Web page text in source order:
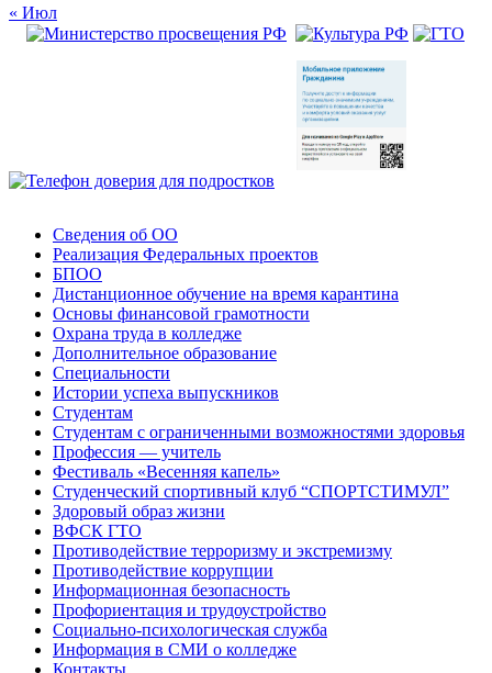
« Июл
Сведения об ОО
Реализация Федеральных проектов
БПОО
Дистанционное обучение на время карантина
Основы финансовой грамотности
Охрана труда в колледже
Дополнительное образование
Специальности
Истории успеха выпускников
Студентам
Студентам с ограниченными возможностями здоровья
Профессия — учитель
Фестиваль «Весенняя капель»
Студенческий спортивный клуб “СПОРТСТИМУЛ”
Здоровый образ жизни
ВФСК ГТО
Противодействие терроризму и экстремизму
Противодействие коррупции
Информационная безопасность
Профориентация и трудоустройство
Социально-психологическая служба
Информация в СМИ о колледже
Контакты